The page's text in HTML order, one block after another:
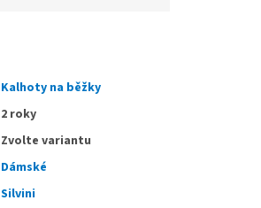
Kalhoty na běžky
2 roky
Zvolte variantu
Dámské
Silvini